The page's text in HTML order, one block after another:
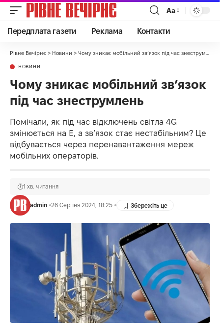
Аа
Передплата газети Реклама Контакти
Рівне Вечірнє > Новини > Чому зникає мобільний звʼязок під час знеструмлень
НОВИНИ
Чому зникає мобільний звʼязок
під час знеструмлень
Помічали, як під час відключень світла 4G
змінюється на Е, а зв’язок стає нестабільним? Це
відбувається через перенавантаження мереж
мобільних операторів.
admin 26 Серпня 2024, 18:25
1 хв. читання